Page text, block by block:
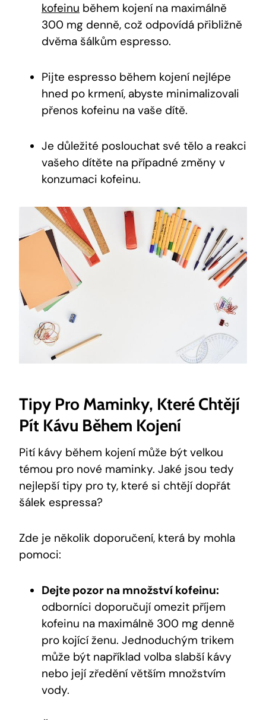
kofeinu během kojení na maximálně
300 mg denně, což odpovídá přibližně
dvěma šálkům espresso.
Pijte espresso během kojení nejlépe
hned po krmení, abyste minimalizovali
přenos kofeinu na vaše dítě.
Je důležité poslouchat své tělo a reakci
vašeho dítěte na případné změny v
konzumaci kofeinu.
Tipy Pro Maminky, Které Chtějí
Pít Kávu Během Kojení
Pití kávy během kojení může být velkou
témou pro nové maminky. Jaké jsou tedy
nejlepší tipy pro ty, které si chtějí dopřát
šálek espressa?
Zde je několik doporučení, která by mohla
pomoci:
Dejte pozor na množství kofeinu:
odborníci doporučují omezit příjem
kofeinu na maximálně 300 mg denně
pro kojící ženu. Jednoduchým trikem
může být například volba slabší kávy
nebo její zředění větším množstvím
vody.